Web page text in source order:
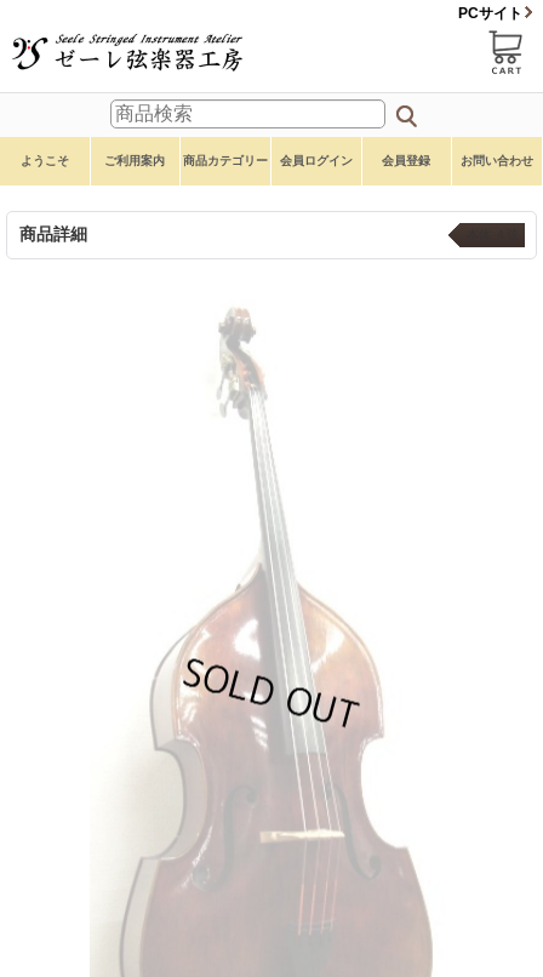
PCサイト
ようこそ ご利用案内 商品カテゴリー 会員ログイン 会員登録 お問い合わせ
商品詳細